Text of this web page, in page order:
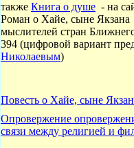
также Книга о душе - на
Роман о Хайе, сыне
мыслителей стран
394 (цифровой вариант
Николаевым)
Повесть о Хайе, сыне
Опровержение
связи между религией и